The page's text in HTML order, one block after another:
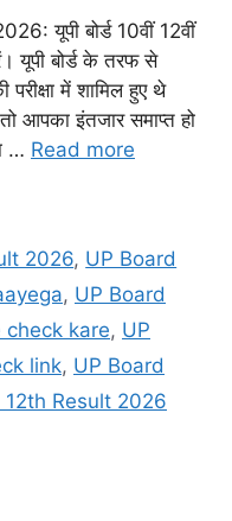
यूपी बोर्ड 10वीं 12वीं
यूपी बोर्ड के तरफ से
परीक्षा में शामिल हुए थे
आपका इंतजार समाप्त हो
… Read more
2026, UP Board
, UP Board
check kare, UP
link, UP Board
12th Result 2026